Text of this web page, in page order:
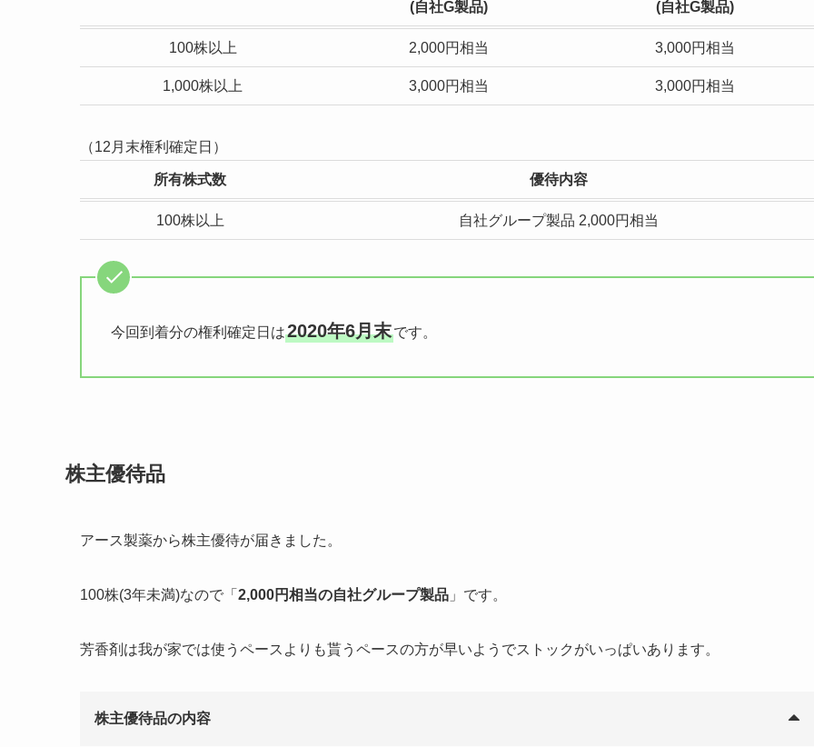
(自社G製品)
(自社G製品)
100株以上 2,000円相当 3,000円相当
1,000株以上 3,000円相当 3,000円相当
（12月末権利確定日）
所有株式数 優待内容
100株以上 自社グループ製品 2,000円相当
今回到着分の権利確定日は2020年6月末です。
株主優待品
アース製薬から株主優待が届きました。
100株(3年未満)なので「 2,000円相当の自社グループ製品 」です。
芳香剤は我が家では使うペースよりも貰うペースの方が早いようでストックがいっぱいあります。
株主優待品の内容